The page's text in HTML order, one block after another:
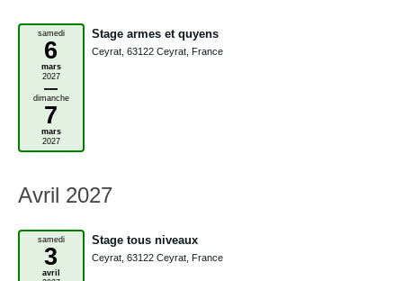
samedi
6
mars
2027
–
dimanche
7
mars
2027
Stage armes et quyens
Ceyrat, 63122 Ceyrat, France
Avril 2027
samedi
3
avril
Stage tous niveaux
Ceyrat, 63122 Ceyrat, France